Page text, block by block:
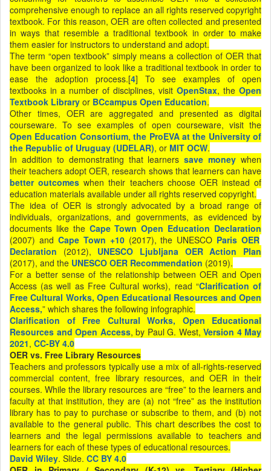
comprehensive enough to replace an all rights reserved copyright
textbook. For this reason, OER are often collected and presented
in ways that resemble a traditional textbook in order to make
them easier for instructors to understand and adopt.
The term “open textbook” simply means a collection of OER that
have been organized to look like a traditional textbook in order to
ease the adoption process.[4] To see examples of open
textbooks in a number of disciplines, visit OpenStax, the Open
Textbook Library or BCcampus Open Education.
Other times, OER are aggregated and presented as digital
courseware. To see examples of open courseware, visit the
Open Education Consortium,the ProEVA at the University of
the Republic of Uruguay (UDELAR), or MIT OCW.
In addition to demonstrating that learnerssave money when
their teachers adopt OER, research shows that learners can have
better outcomes when their teachers choose OER instead of
education materials available under all rights reserved copyright.
The idea of OER is strongly advocated by a broad range of
individuals, organizations, and governments, as evidenced by
documents like the Cape Town Open Education Declaration
(2007) and Cape Town +10(2017), the UNESCO Paris OER
Declaration (2012), UNESCO Ljubljana OER Action Plan
(2017), and the UNESCO OER Recommendation (2019).
For a better sense of the relationship between OER and Open
Access (as well as Free Cultural works), read “Clarification of
Free Cultural Works, Open Educational Resources and Open
Access,” which shares the following infographic.
Clarification of Free Cultural Works, Open Educational
Resources and Open Access, by Paul G. West, Version 4 May
2021, CC-BY 4.0
OER vs. Free Library Resources
Teachers and professors typically use a mix of all-rights-reserved
commercial content, free library resources, and OER in their
courses. While the library resources are “free” to the learners and
faculty at that institution, they are (a) not “free” as the institution
library has to pay to purchase or subscribe to them, and (b) not
available to the general public. This chart describes the cost to
learners and the legal permissions available to teachers and
learners for each of these types of educational resources.
David Wiley. Slide. CC BY 4.0